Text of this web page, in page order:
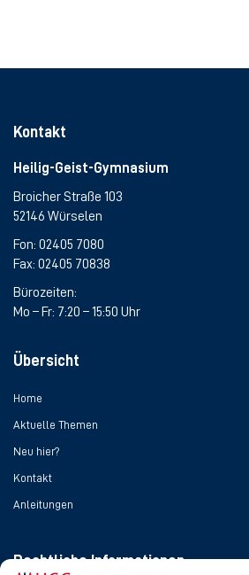
Kontakt
Heilig-Geist-Gymnasium
Broicher Straße 103
52146 Würselen
Fon: 02405 7080
Fax: 02405 70838
Bürozeiten:
Mo – Fr: 7:20 – 15:50 Uhr
Übersicht
Home
Aktuelle Themen
Neu hier?
Kontakt
Anleitungen
Rechtliche Informationen